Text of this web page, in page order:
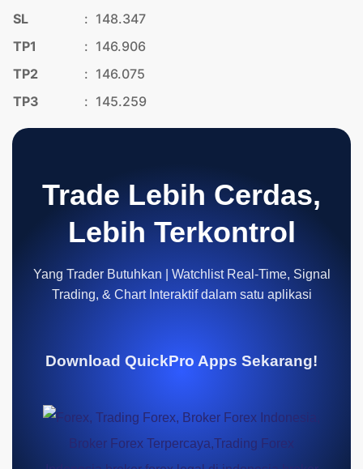
SL : 148.347
TP1
: 146.906
TP2
: 146.075
TP3
: 145.259
Trade Lebih Cerdas,
Lebih Terkontrol
Yang Trader Butuhkan | Watchlist Real-Time, Signal
Trading, & Chart Interaktif dalam satu aplikasi
Download QuickPro Apps Sekarang!